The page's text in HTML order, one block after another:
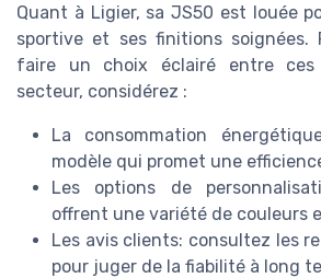
Quant à Ligier, sa JS50 est louée
sportive et ses finitions soignées.
faire un choix éclairé entre
secteur, considérez :
La consommation
modèle qui promet une
Les options de
offrent une variété de couleurs
Les avis clients: consultez les
pour juger de la fiabilité à long